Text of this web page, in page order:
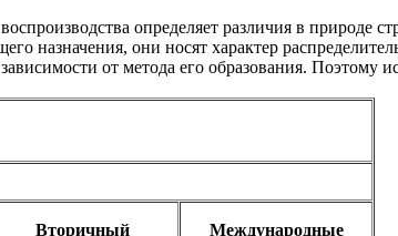
определяет различия в природе
назначения, они носят характер
от метода его образования. Поэтому
Вторичный
Международные